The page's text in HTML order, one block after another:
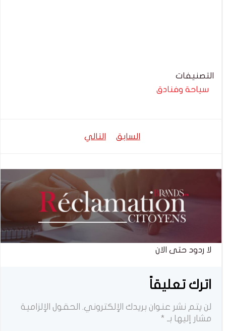
التصنيفات
سياحة وفنادق
السابق
تصفّح
التالي
لا ردود حتى الان
اترك تعليقاً
لن يتم نشر عنوان بريدك الإلكتروني. الحقول الإلزامية
مشار إليها بـ *